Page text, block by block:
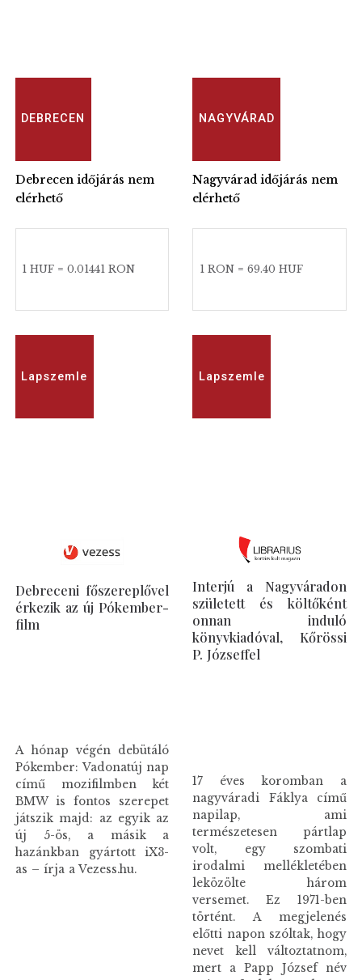
DEBRECEN
Debrecen időjárás nem
elérhető
1 HUF = 0.01441 RON
Lapszemle
Debreceni főszereplővel
érkezik az új Pókember-
film
A hónap végén debütáló
Pókember: Vadonatúj nap
című mozifilmben két
BMW is fontos szerepet
játszik majd: az egyik az
új 5-ös, a másik a
hazánkban gyártott iX3-
as – írja a Vezess.hu.
NAGYVÁRAD
Nagyvárad időjárás nem
elérhető
1 RON = 69.40 HUF
Lapszemle
Interjú a Nagyváradon
született és költőként
onnan induló
könyvkiadóval, Kőrössi
P. Józseffel
17 éves koromban a
nagyváradi Fáklya című
napilap, ami
természetesen pártlap
volt, egy szombati
irodalmi mellékletében
leközölte három
versemet. Ez 1971-ben
történt. A megjelenés
előtti napon szóltak, hogy
nevet kell változtatnom,
mert a Papp József név